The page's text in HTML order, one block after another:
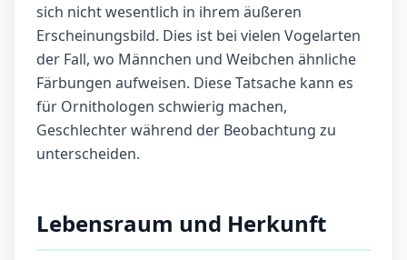
sich nicht wesentlich in ihrem äußeren
Erscheinungsbild. Dies ist bei vielen Vogelarten
der Fall, wo Männchen und Weibchen ähnliche
Färbungen aufweisen. Diese Tatsache kann es
für Ornithologen schwierig machen,
Geschlechter während der Beobachtung zu
unterscheiden.
Lebensraum und Herkunft